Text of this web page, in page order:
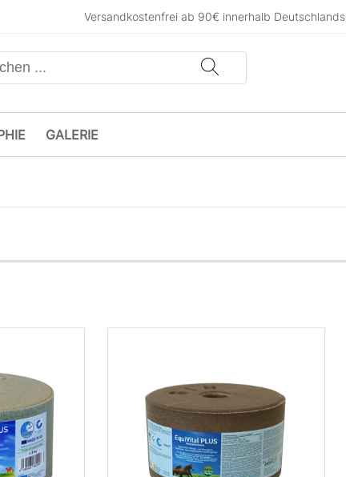
Versandkostenfrei ab 90€ innerhalb Deutschlands
GALERIE